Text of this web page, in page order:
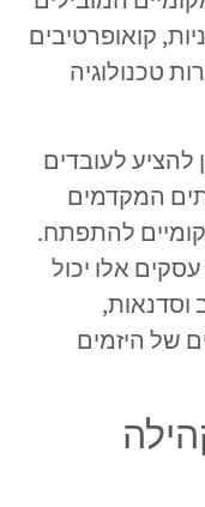
קואופרטיבים
טכנולוגיה
להציע לעובדים
המקדמים
להתפתח.
אלו יכול
וסדנאות,
של היזמים